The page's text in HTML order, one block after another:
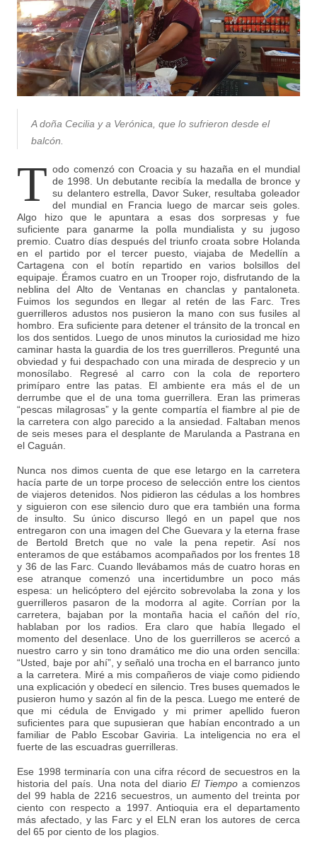
A doña Cecilia y a Verónica, que lo sufrieron desde el
balcón.
T odo comenzó con Croacia y su hazaña en el mundial
de 1998. Un debutante recibía la medalla de bronce y
su delantero estrella, Davor Suker, resultaba goleador
del mundial en Francia luego de marcar seis goles.
Algo hizo que le apuntara a esas dos sorpresas y fue
suficiente para ganarme la polla mundialista y su jugoso
premio. Cuatro días después del triunfo croata sobre Holanda
en el partido por el tercer puesto, viajaba de Medellín a
Cartagena con el botín repartido en varios bolsillos del
equipaje. Éramos cuatro en un Trooper rojo, disfrutando de la
neblina del Alto de Ventanas en chanclas y pantaloneta.
Fuimos los segundos en llegar al retén de las Farc. Tres
guerrilleros adustos nos pusieron la mano con sus fusiles al
hombro. Era suficiente para detener el tránsito de la troncal en
los dos sentidos. Luego de unos minutos la curiosidad me hizo
caminar hasta la guardia de los tres guerrilleros. Pregunté una
obviedad y fui despachado con una mirada de desprecio y un
monosílabo. Regresé al carro con la cola de reportero
primíparo entre las patas. El ambiente era más el de un
derrumbe que el de una toma guerrillera. Eran las primeras
“pescas milagrosas” y la gente compartía el fiambre al pie de
la carretera con algo parecido a la ansiedad. Faltaban menos
de seis meses para el desplante de Marulanda a Pastrana en
el Caguán.
Nunca nos dimos cuenta de que ese letargo en la carretera
hacía parte de un torpe proceso de selección entre los cientos
de viajeros detenidos. Nos pidieron las cédulas a los hombres
y siguieron con ese silencio duro que era también una forma
de insulto. Su único discurso llegó en un papel que nos
entregaron con una imagen del Che Guevara y la eterna frase
de Bertold Bretch que no vale la pena repetir. Así nos
enteramos de que estábamos acompañados por los frentes 18
y 36 de las Farc. Cuando llevábamos más de cuatro horas en
ese atranque comenzó una incertidumbre un poco más
espesa: un helicóptero del ejército sobrevolaba la zona y los
guerrilleros pasaron de la modorra al agite. Corrían por la
carretera, bajaban por la montaña hacia el cañón del río,
hablaban por los radios. Era claro que había llegado el
momento del desenlace. Uno de los guerrilleros se acercó a
nuestro carro y sin tono dramático me dio una orden sencilla:
“Usted, baje por ahí”, y señaló una trocha en el barranco junto
a la carretera. Miré a mis compañeros de viaje como pidiendo
una explicación y obedecí en silencio. Tres buses quemados le
pusieron humo y sazón al fin de la pesca. Luego me enteré de
que mi cédula de Envigado y mi primer apellido fueron
suficientes para que supusieran que habían encontrado a un
familiar de Pablo Escobar Gaviria. La inteligencia no era el
fuerte de las escuadras guerrilleras.
Ese 1998 terminaría con una cifra récord de secuestros en la
historia del país. Una nota del diario El Tiempoa comienzos
del 99 habla de 2216 secuestros, un aumento del treinta por
ciento con respecto a 1997. Antioquia era el departamento
más afectado, y las Farc y el ELN eran los autores de cerca
del 65 por ciento de los plagios.